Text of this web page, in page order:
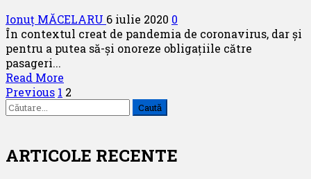
Internațional
Timișoara
Ionuț MĂCELARU 6 iulie 2020 0
În contextul creat de pandemia de coronavirus, dar și
pentru a putea să-și onoreze obligațiile către
pasageri...
Read More
more
Blue
anunță
intrarea
Paginație
articole
Previous 1 2
Caută
după:
ARTICOLE RECENTE